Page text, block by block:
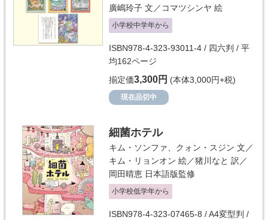
廣嶋玲子 文／ コマツシンヤ 絵
小学校中学年から
ISBN978-4-323-93011-4 / 四六判 / 平
均162ページ
揃定価3,300円 (本体3,000円+税)
現在品切中
細菌ホテル
キム・ソンファ、クォン・スジン 文／
キム・リョンオン 絵／猪川なと 訳／
岡田晴恵 日本語版監修
小学校低学年から
ISBN978-4-323-07465-8 / A4変型判 /